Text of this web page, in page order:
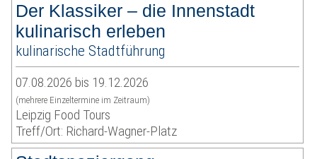
Der Klassiker – die Innenstadt
kulinarisch erleben
kulinarische Stadtführung
07.08.2026 bis 19.12.2026
(mehrere Einzeltermine im Zeitraum)
Leipzig Food Tours
Treff/Ort: Richard-Wagner-Platz